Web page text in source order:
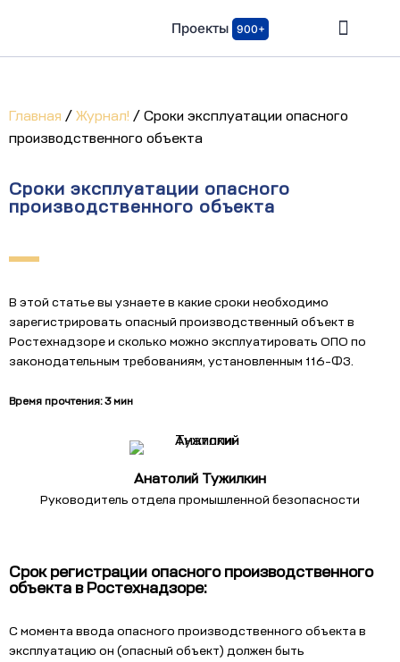
Проекты 900+
Главная / Журнал! / Сроки эксплуатации опасного
производственного объекта
Сроки эксплуатации опасного
производственного объекта
В этой статье вы узнаете в какие сроки необходимо
зарегистрировать опасный производственный объект в
Ростехнадзоре и сколько можно эксплуатировать ОПО по
законодательным требованиям, установленным 116-ФЗ.
Время прочтения: 3 мин
Анатолий Тужилкин
Руководитель отдела промышленной безопасности
Cрок регистрации опасного производственного
объекта в Ростехнадзоре:
С момента ввода опасного производственного объекта в
эксплуатацию он (опасный объект) должен быть